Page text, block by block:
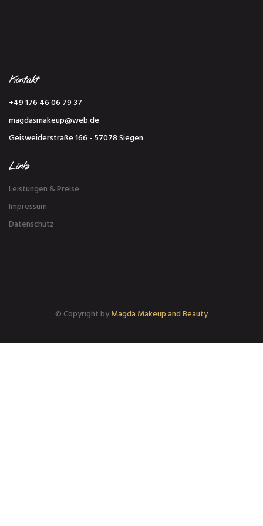
Kontakt
+49 176 46 06 79 37
magdasmakeup@web.de
Geisweiderstraße 166 - 57078 Siegen
Links
Leistungen & Preise
Impressum
Datenschutz
© CopyrightbyMagda Makeup and Beauty